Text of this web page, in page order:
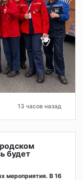
13 часов назад
будет
мероприятия. В 16